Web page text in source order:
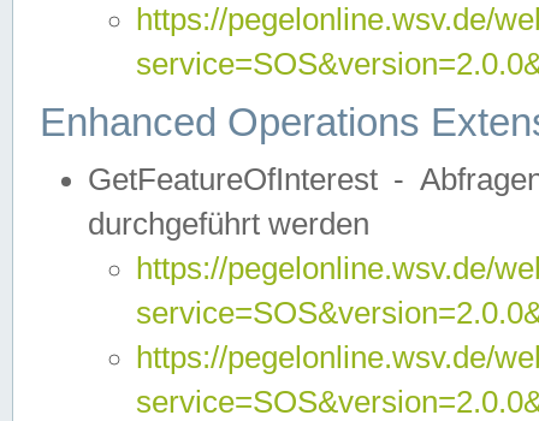
https://pegelonline.wsv.de/
Enhanced Operations
GetFeatureOfInterest -
durchgeführt werden
https://pegelonline.wsv.de/
https://pegelonline.wsv.de/